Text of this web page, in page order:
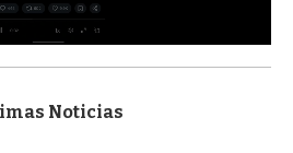
Noticias